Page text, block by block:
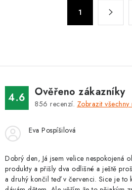
p
v
v
ý
p
i
s
k
v
á
n
1
4.6 Ověřeno zákazníky
856 recenzí. Zobrazit všechny
Eva Pospíšilová
Dobrý den, Já jsem velice nespokojená
produkty a přišly dva odlišné a ještě
a druhý končil teď v červenci. Sice je to